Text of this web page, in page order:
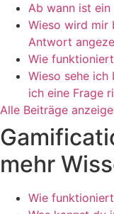
Ab wann ist ein
Wieso wird mir
Antwort
Wie
Wieso sehe ich
ich eine Frage
Alle Beiträge
mehr
Wie